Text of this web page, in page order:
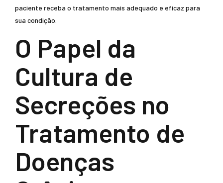
paciente receba o tratamento mais adequado e eficaz para
sua condição.
O Papel da
Cultura de
Secreções no
Tratamento de
Doenças